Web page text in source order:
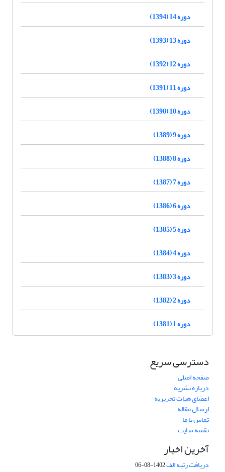
دوره 14 (1394)
دوره 13 (1393)
دوره 12 (1392)
دوره 11 (1391)
دوره 10 (1390)
دوره 9 (1389)
دوره 8 (1388)
دوره 7 (1387)
دوره 6 (1386)
دوره 5 (1385)
دوره 4 (1384)
دوره 3 (1383)
دوره 2 (1382)
دوره 1 (1381)
دسترسی سریع
صفحه اصلی
درباره نشریه
اعضای هیات تحریریه
ارسال مقاله
تماس با ما
نقشه سایت
آخرین اخبار
دریافت رتبه الف1402-08-06